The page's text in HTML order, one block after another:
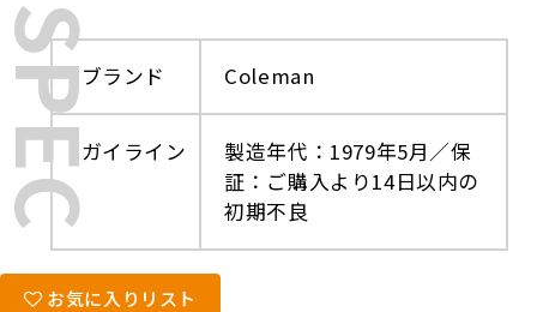
ブランド Coleman
ガイライン
製造年代：1979年5月／保
証：ご購入より14日以内の
初期不良
お気に入りリスト